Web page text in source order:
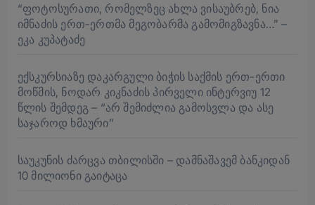
“ფოტოსურათი, რომელზეც ახლა ვისაუბრებ, ნია
იმნაძის ერთ-ერთმა მეგობარმა გამომიგზავნა…” –
ეკა კუპატაძე
ექსკურსიაზე დაკარგული ბიჭის საქმის ერთ-ერთი
მოწმის, ნოდარ კიკნაძის პირველი ინტერვიუ 12
წლის შემდეგ – “არ შემიძლია გამოსვლა და ასე
საჯაროდ ხმაური”
საუკუნის ძარცვა თბილისში – დამნაშავემ ბანკიდან
10 მილიონი გაიტაცა